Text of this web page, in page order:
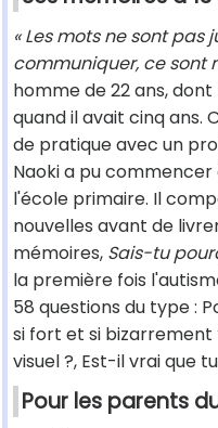
« Les mots ne sont pas
communiquer, ce sont
homme de 22 ans,
quand il avait cinq ans.
de pratique avec un
Naoki a pu
l'école primaire. Il
nouvelles avant de
mémoires, Sais-tu
la première fois
58 questions du type :
si fort et si bizarrement
visuel ?, Est-il vrai que
Pour les parents